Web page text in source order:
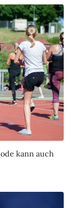
kann auch